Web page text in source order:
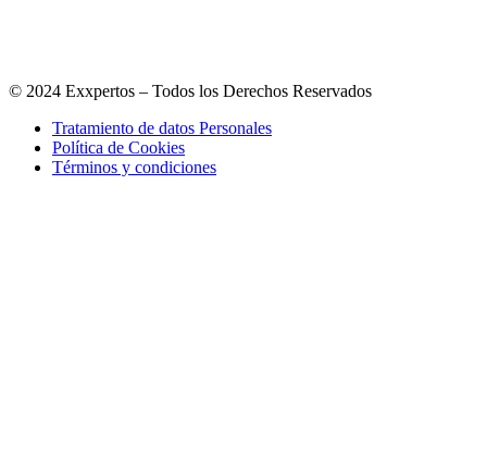
© 2024 Exxpertos – Todos los Derechos Reservados
Tratamiento de datos Personales
Política de Cookies
Términos y condiciones